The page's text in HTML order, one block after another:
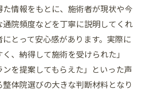
情報をもとに、施術者が現状や今
院頻度などを丁寧に説明してくれ
とって安心感があります。実際に
く、納得して施術を受けられた」
ンを提案してもらえた」といった声
体院選びの大きな判断材料となり